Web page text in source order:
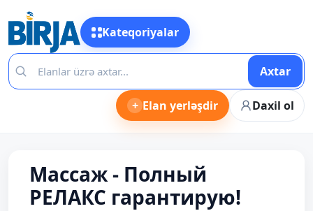
Kateqoriyalar
Axtar
+ Elan yerləşdir Daxil ol
Массаж - Полный
РЕЛАКС гарантирую!